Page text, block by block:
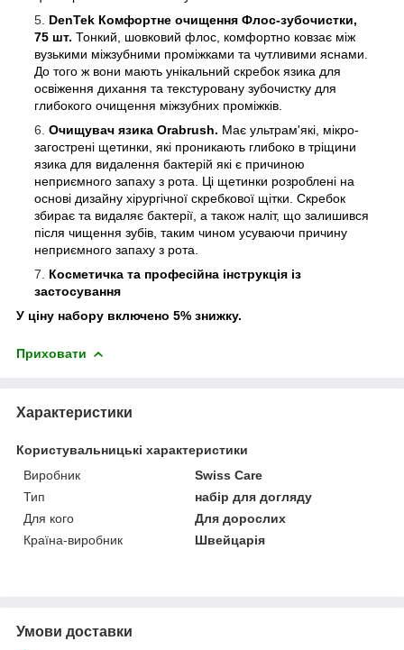
DenTek Комфортне очищення Флос-зубочистки,
75 шт. Тонкий, шовковий флос, комфортно ковзає між
вузькими міжзубними проміжками та чутливими яснами.
До того ж вони мають унікальний скребок язика для
освіження дихання та текстуровану зубочистку для
глибокого очищення міжзубних проміжків.
Очищувач язика Orabrush. Має ультрам'які, мікро-
загострені щетинки, які проникають глибоко в тріщини
язика для видалення бактерій які є причиною
неприємного запаху з рота. Ці щетинки розроблені на
основі дизайну хірургічної скребкової щітки. Скребок
збирає та видаляє бактерії, а також наліт, що залишився
після чищення зубів, таким чином усуваючи причину
неприємного запаху з рота.
Косметичка та професійна інструкція із
застосування
У ціну набору включено 5% знижку.
Приховати
Характеристики
Користувальницькі характеристики
Виробник
Swiss Care
Тип
набір для догляду
Для кого
Для дорослих
Країна-виробник
Швейцарія
Умови доставки